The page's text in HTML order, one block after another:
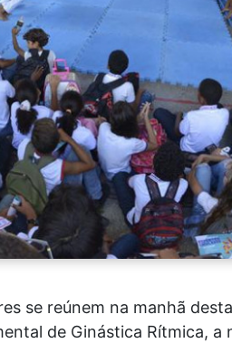
se reúnem na manhã
de Ginástica Rítmica,